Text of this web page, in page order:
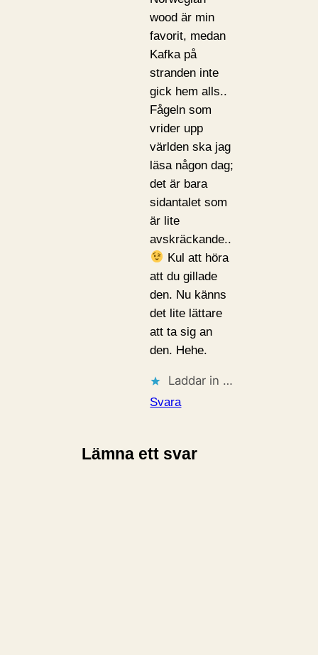
wood är min
favorit, medan
Kafka på
stranden inte
gick hem alls..
Fågeln som
vrider upp
världen ska jag
läsa någon dag;
det är bara
sidantalet som
är lite
avskräckande..
Kul att höra
att du gillade
den. Nu känns
det lite lättare
att ta sig an
den. Hehe.
Laddar in …
Svara
Lämna ett svar